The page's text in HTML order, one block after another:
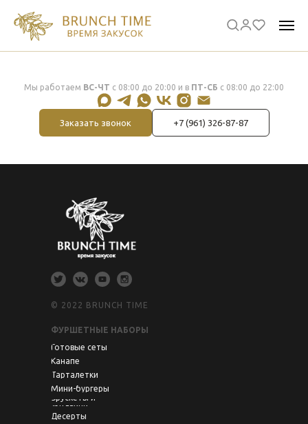
Мы работаем ВС-ЧТ с 08:00 до 20:00 и в ПТ-СБ с 08:00 до 22:00
Заказать звонок +7 (961) 326-87-87
ФУРШЕТНЫЕ НАБОРЫ
© 2022 BRUNCH TIME
Готовые сеты
Канапе
Тарталетки
Мини-бургеры
Брускеты и
сэндвичи
Десерты